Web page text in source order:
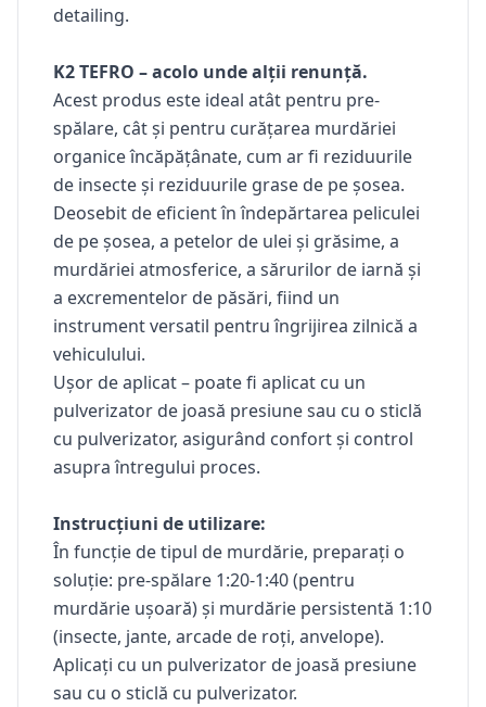
detailing.
K2 TEFRO – acolo unde alții renunță.
Acest produs este ideal atât pentru pre-
spălare, cât și pentru curățarea murdăriei
organice încăpățânate, cum ar fi reziduurile
de insecte și reziduurile grase de pe șosea.
Deosebit de eficient în îndepărtarea peliculei
de pe șosea, a petelor de ulei și grăsime, a
murdăriei atmosferice, a sărurilor de iarnă și
a excrementelor de păsări, fiind un
instrument versatil pentru îngrijirea zilnică a
vehiculului.
Ușor de aplicat – poate fi aplicat cu un
pulverizator de joasă presiune sau cu o sticlă
cu pulverizator, asigurând confort și control
asupra întregului proces.
Instrucțiuni de utilizare:
În funcție de tipul de murdărie, preparați o
soluție: pre-spălare 1:20-1:40 (pentru
murdărie ușoară) și murdărie persistentă 1:10
(insecte, jante, arcade de roți, anvelope).
Aplicați cu un pulverizator de joasă presiune
sau cu o sticlă cu pulverizator.